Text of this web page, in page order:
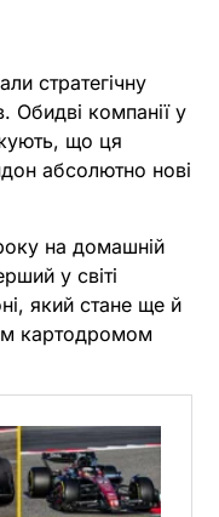
стратегічну
Обидві компанії у
що ця
абсолютно нові
на домашній
у світі
який стане ще й
картодромом